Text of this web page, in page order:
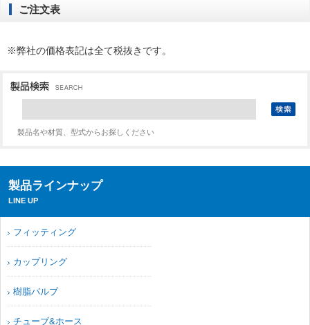
ご注文表
※弊社の価格表記は全て税抜きです。
製品名や材質、型式からお探しください
製品ラインナップ
LINE UP
フィッティング
カップリング
樹脂バルブ
チューブ&ホース